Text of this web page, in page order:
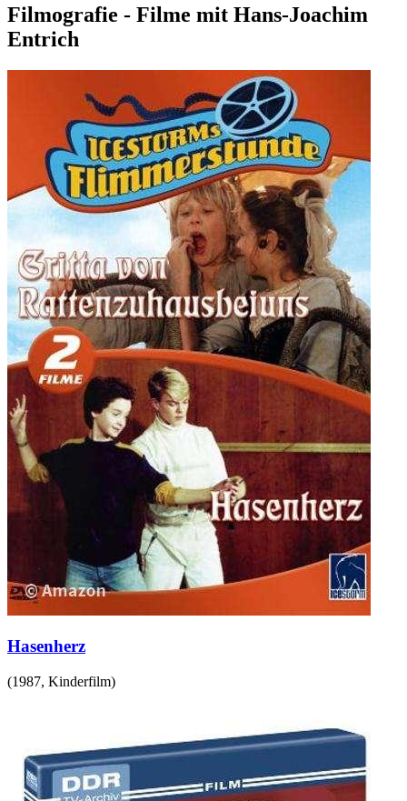
Filmografie - Filme mit Hans-Joachim
Entrich
Hasenherz
(1987, Kinderfilm)